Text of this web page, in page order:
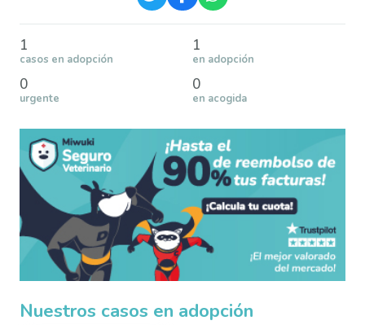
1
casos en adopción
1
en adopción
0
urgente
0
en acogida
Nuestros casos en adopción